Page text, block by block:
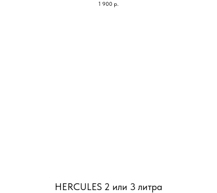
1 900 р.
HERCULES 2 или 3 литра